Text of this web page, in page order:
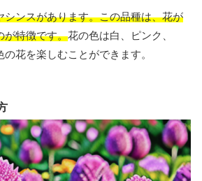
シンスがあります。この品種は、花が
が特徴です。花の色は白、ピンク、
花を楽しむことができます。